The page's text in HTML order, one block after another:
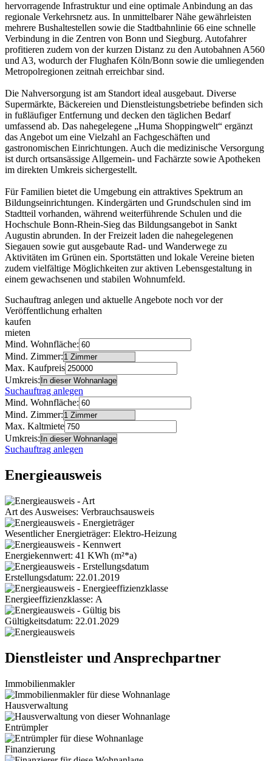
hervorragende Infrastruktur und eine optimale Anbindung an das
regionale Verkehrsnetz aus. In unmittelbarer Nähe gewährleisten
mehrere Bushaltestellen sowie die Stadtbahnlinie 66 eine schnelle
Verbindung in die Zentren von Bonn und Siegburg. Autofahrer
profitieren zudem von der kurzen Distanz zu den Autobahnen A560
und A3, wodurch der Flughafen Köln/Bonn sowie die umliegenden
Metropolregionen zeitnah erreichbar sind.
Die Nahversorgung ist am Standort ideal ausgebaut. Diverse
Supermärkte, Bäckereien und Dienstleistungsbetriebe befinden sich
in fußläufiger Entfernung und decken den täglichen Bedarf
umfassend ab. Das nahegelegene „Huma Shoppingwelt“ ergänzt
das Angebot um eine Vielzahl an Fachgeschäften und
gastronomischen Einrichtungen. Auch die medizinische Versorgung
ist durch ortsansässige Allgemein- und Fachärzte sowie Apotheken
im direkten Umkreis sichergestellt.
Für Familien bietet die Umgebung ein attraktives Spektrum an
Bildungseinrichtungen. Kindergärten und Grundschulen sind im
Stadtteil vorhanden, während weiterführende Schulen und die
Hochschule Bonn-Rhein-Sieg das Bildungsangebot in Sankt
Augustin abrunden. In der Freizeit laden die nahegelegenen
Siegauen sowie gut ausgebaute Rad- und Wanderwege zu
Aktivitäten im Grünen ein. Sportstätten und lokale Vereine bieten
zudem vielfältige Möglichkeiten zur aktiven Lebensgestaltung in
einem gewachsenen und stabilen Wohnumfeld.
Suchauftrag anlegen und aktuelle Angebote noch vor der
Veröffentlichung erhalten
kaufen
mieten
Mind. Wohnfläche:
Mind. Zimmer:
Max. Kaufpreis
Umkreis:
Suchauftrag anlegen
Mind. Wohnfläche:
Mind. Zimmer:
Max. Kaltmiete
Umkreis:
Suchauftrag anlegen
Energieausweis
Art des Ausweises: Verbrauchsausweis
Wesentlicher Energieträger: Elektro-Heizung
Energiekennwert: 41 KWh (m²*a)
Erstellungsdatum: 22.01.2019
Energieeffizienzklasse: A
Gültigkeitsdatum: 22.01.2029
Dienstleister und Ansprechpartner
Immobilienmakler
Hausverwaltung
Entrümpler
Finanzierung